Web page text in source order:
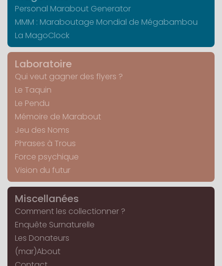
Personal Marabout Generator
MMM : Maraboutage Mondial de Mégabambou
La MagoClock
Laboratoire
Qui veut gagner des flyers ?
Le Taquin
Le Pendu
Mémoire de Marabout
Jeu des Noms
Phrases à Trous
Force psychique
Vision du futur
Miscellanées
Comment les collectionner ?
Enquête Surnaturelle
Les Donateurs
(mar)About